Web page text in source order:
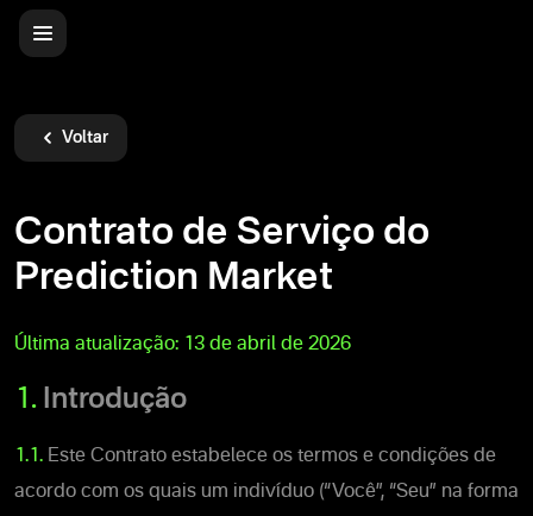
Voltar
Contrato de Serviço do
Prediction Market
Última atualização: 13 de abril de 2026
1. Introdução
1.1. Este Contrato estabelece os termos e condições de
acordo com os quais um indivíduo (“Você”, “Seu” na forma